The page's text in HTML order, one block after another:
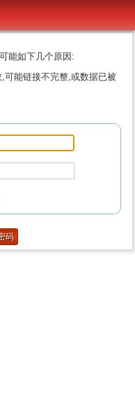
能如下几个原因:
可能链接不完整,或数据已被